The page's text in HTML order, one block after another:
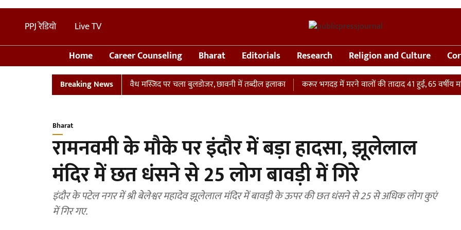
PPJ रेडियो Live TV
Home Career Counseling Bharat Editorials Research Religion and Culture
Breaking News
UP: संभल में तालाब पर बनी अवैध मस्जिद पर चला बुलडोजर, छावनी में तब्दील इलाका करूर भगदड़ में मरने वालों की तादाद 41 हुई, 65 वर्षीय महिला
Bharat
रामनवमी के मौके पर इंदौर में बड़ा हादसा, झूलेलाल
मंदिर में छत धंसने से 25 लोग बावड़ी में गिरे
इंदौर के पटेल नगर में श्री बेलेश्वर महादेव झूलेलाल मंदिर में बावड़ी के ऊपर की छत धंसने से 25 से अधिक लोग कुएं
में गिर गए.